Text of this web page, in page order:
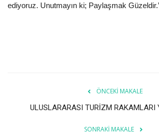
ediyoruz. Unutmayın ki; Paylaşmak
ÖNCEKI MAKALE
ULUSLARARASI TURİZM RAKAMLARI
SONRAKI MAKALE